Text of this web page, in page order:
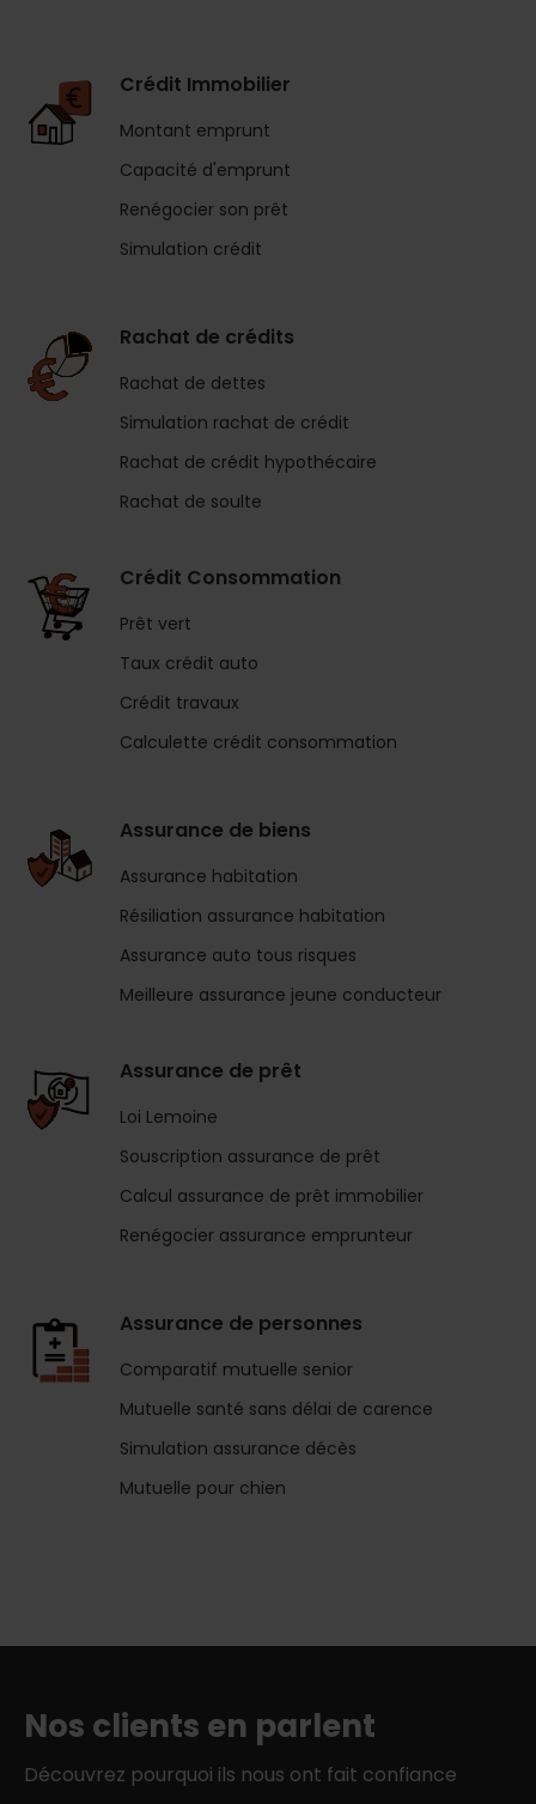
Crédit Immobilier
Montant emprunt
Capacité d'emprunt
Renégocier son prêt
Simulation crédit
Rachat de crédits
Rachat de dettes
Simulation rachat de crédit
Rachat de crédit hypothécaire
Rachat de soulte
Crédit Consommation
Prêt vert
Taux crédit auto
Crédit travaux
Calculette crédit consommation
Assurance de biens
Assurance habitation
Résiliation assurance habitation
Assurance auto tous risques
Meilleure assurance jeune conducteur
Assurance de prêt
Loi Lemoine
Souscription assurance de prêt
Calcul assurance de prêt immobilier
Renégocier assurance emprunteur
Assurance de personnes
Comparatif mutuelle senior
Mutuelle santé sans délai de carence
Simulation assurance décès
Mutuelle pour chien
Nos clients en parlent
Découvrez pourquoi ils nous ont fait confiance